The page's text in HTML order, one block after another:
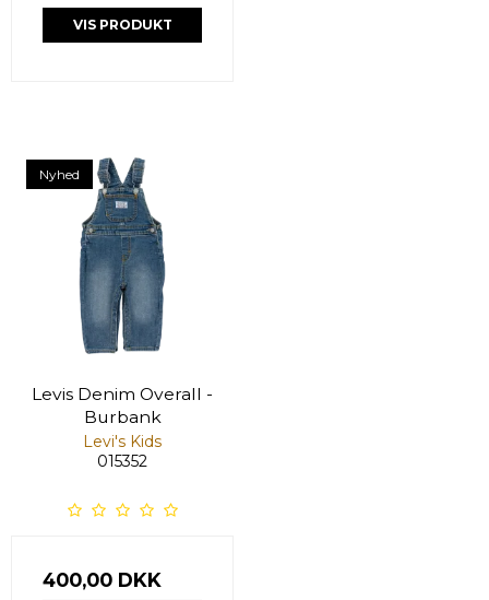
VIS PRODUKT
Nyhed
Levis Denim Overall -
Burbank
Levi's Kids
015352
400,00 DKK